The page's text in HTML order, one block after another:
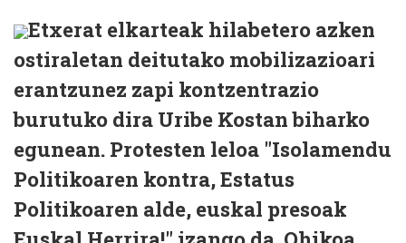
Etxerat elkarteak hilabetero azken
ostiraletan deitutako mobilizazioari
erantzunez zapi kontzentrazio
burutuko dira Uribe Kostan biharko
egunean. Protesten leloa "Isolamendu
Politikoaren kontra, Estatus
Politikoaren alde, euskal presoak